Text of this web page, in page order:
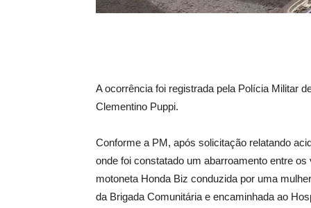
A ocorrência foi registrada pela Polícia Militar
Clementino Puppi.
Conforme a PM, após solicitação relatando
onde foi constatado um abarroamento entre
motoneta Honda Biz conduzida por uma
da Brigada Comunitária e encaminhada ao